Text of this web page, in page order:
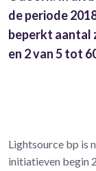
de periode
beperkt aantal
en 2 van 5 tot
Lightsource bp is
initiatieven begin